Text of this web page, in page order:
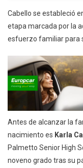
Cabello se estableció
etapa marcada por la
esfuerzo familiar para
Antes de alcanzar la
nacimiento es Karla
Palmetto Senior High
noveno grado tras su